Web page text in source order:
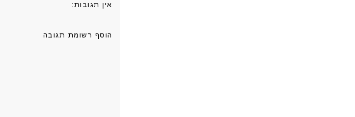
אין תגובות:
הוסף רשומת תגובה